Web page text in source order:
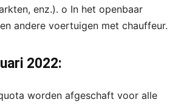
enz.). o In het openbaar
andere voertuigen met chauffeur.
2022:
worden afgeschaft voor alle